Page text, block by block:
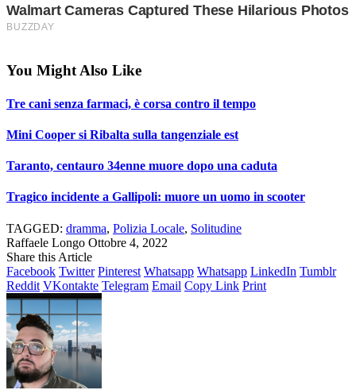
You Might Also Like
Tre cani senza farmaci, è corsa contro il tempo
Mini Cooper si Ribalta sulla tangenziale est
Taranto, centauro 34enne muore dopo una caduta
Tragico incidente a Gallipoli: muore un uomo in scooter
TAGGED: dramma, Polizia Locale, Solitudine
Raffaele Longo Ottobre 4, 2022
Share this Article
Facebook Twitter Pinterest Whatsapp Whatsapp LinkedIn Tumblr
Reddit VKontakte Telegram Email Copy Link Print